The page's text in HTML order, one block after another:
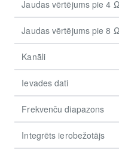
Jaudas vērtējums pie 4
Jaudas vērtējums pie 8
Kanāli
Ievades dati
Frekvenču diapazons
Integrēts ierobežotājs